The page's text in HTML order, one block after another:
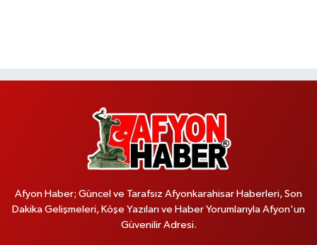
Afyon Haber; Güncel ve Tarafsız Afyonkarahisar Haberleri, Son
Dakika Gelişmeleri, Köşe Yazıları ve Haber Yorumlarıyla Afyon'un
Güvenilir Adresi.